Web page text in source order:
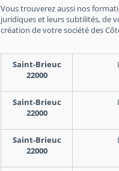
Vous trouverez aussi nos
juridiques et leurs subtilités, de
création de votre société des
Saint-Brieuc
22000
Saint-Brieuc
22000
Saint-Brieuc
22000